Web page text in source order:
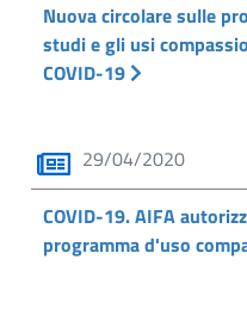
Nuova circolare sulle
studi e gli usi
COVID-19
29/04/2020
COVID-19. AIFA
programma d'uso